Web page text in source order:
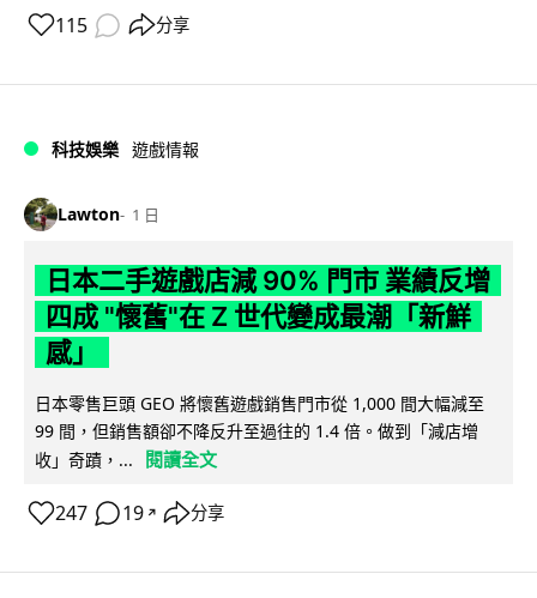
115 分享
科技娛樂 遊戲情報
Lawton 1 日
日本二手遊戲店減 90% 門市 業績反增
四成 "懷舊"在 Z 世代變成最潮「新鮮
感」
日本零售巨頭 GEO 將懷舊遊戲銷售門市從 1,000 間大幅減至
99 間，但銷售額卻不降反升至過往的 1.4 倍。做到「減店增
收」奇蹟，...
閱讀全文
247 19 ↗ 分享